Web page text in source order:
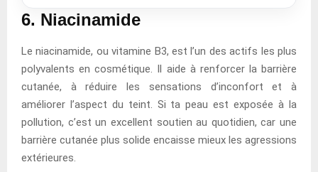
6. Niacinamide
Le niacinamide, ou vitamine B3, est l’un des actifs les plus
polyvalents en cosmétique. Il aide à renforcer la barrière
cutanée, à réduire les sensations d’inconfort et à
améliorer l’aspect du teint. Si ta peau est exposée à la
pollution, c’est un excellent soutien au quotidien, car une
barrière cutanée plus solide encaisse mieux les agressions
extérieures.